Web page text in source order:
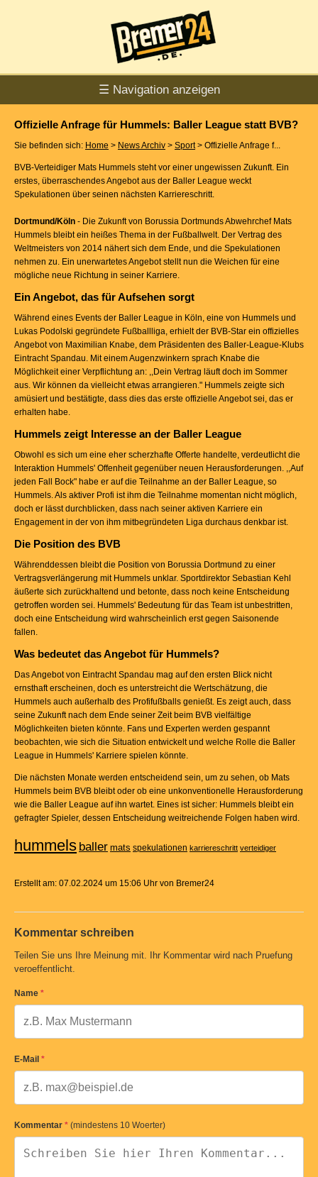
☰ Navigation anzeigen
Offizielle Anfrage für Hummels: Baller League statt BVB?
Sie befinden sich: Home > News Archiv > Sport> Offizielle Anfrage f...
BVB-Verteidiger Mats Hummels steht vor einer ungewissen Zukunft. Ein
erstes, überraschendes Angebot aus der Baller League weckt
Spekulationen über seinen nächsten Karriereschritt.
Dortmund/Köln - Die Zukunft von Borussia Dortmunds Abwehrchef Mats
Hummels bleibt ein heißes Thema in der Fußballwelt. Der Vertrag des
Weltmeisters von 2014 nähert sich dem Ende, und die Spekulationen
nehmen zu. Ein unerwartetes Angebot stellt nun die Weichen für eine
mögliche neue Richtung in seiner Karriere.
Ein Angebot, das für Aufsehen sorgt
Während eines Events der Baller League in Köln, eine von Hummels und
Lukas Podolski gegründete Fußballliga, erhielt der BVB-Star ein offizielles
Angebot von Maximilian Knabe, dem Präsidenten des Baller-League-Klubs
Eintracht Spandau. Mit einem Augenzwinkern sprach Knabe die
Möglichkeit einer Verpflichtung an: ,,Dein Vertrag läuft doch im Sommer
aus. Wir können da vielleicht etwas arrangieren." Hummels zeigte sich
amüsiert und bestätigte, dass dies das erste offizielle Angebot sei, das er
erhalten habe.
Hummels zeigt Interesse an der Baller League
Obwohl es sich um eine eher scherzhafte Offerte handelte, verdeutlicht die
Interaktion Hummels' Offenheit gegenüber neuen Herausforderungen. ,,Auf
jeden Fall Bock" habe er auf die Teilnahme an der Baller League, so
Hummels. Als aktiver Profi ist ihm die Teilnahme momentan nicht möglich,
doch er lässt durchblicken, dass nach seiner aktiven Karriere ein
Engagement in der von ihm mitbegründeten Liga durchaus denkbar ist.
Die Position des BVB
Währenddessen bleibt die Position von Borussia Dortmund zu einer
Vertragsverlängerung mit Hummels unklar. Sportdirektor Sebastian Kehl
äußerte sich zurückhaltend und betonte, dass noch keine Entscheidung
getroffen worden sei. Hummels' Bedeutung für das Team ist unbestritten,
doch eine Entscheidung wird wahrscheinlich erst gegen Saisonende
fallen.
Was bedeutet das Angebot für Hummels?
Das Angebot von Eintracht Spandau mag auf den ersten Blick nicht
ernsthaft erscheinen, doch es unterstreicht die Wertschätzung, die
Hummels auch außerhalb des Profifußballs genießt. Es zeigt auch, dass
seine Zukunft nach dem Ende seiner Zeit beim BVB vielfältige
Möglichkeiten bieten könnte. Fans und Experten werden gespannt
beobachten, wie sich die Situation entwickelt und welche Rolle die Baller
League in Hummels' Karriere spielen könnte.
Die nächsten Monate werden entscheidend sein, um zu sehen, ob Mats
Hummels beim BVB bleibt oder ob eine unkonventionelle Herausforderung
wie die Baller League auf ihn wartet. Eines ist sicher: Hummels bleibt ein
gefragter Spieler, dessen Entscheidung weitreichende Folgen haben wird.
hummels baller mats spekulationen karriereschritt verteidiger
Erstellt am: 07.02.2024 um 15:06 Uhr von Bremer24
Kommentar schreiben
Teilen Sie uns Ihre Meinung mit. Ihr Kommentar wird nach Pruefung
veroeffentlicht.
Name *
E-Mail *
Kommentar * (mindestens 10 Woerter)